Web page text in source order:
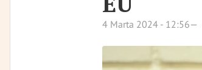
4 Marta 2024 - 12:56